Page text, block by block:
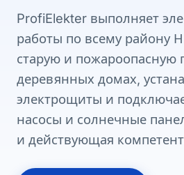
ProfiElekter выполняет
работы по всему району
старую и пожароопасную
деревянных домах,
электрощиты и
насосы и солнечные
и действующая